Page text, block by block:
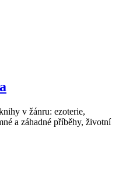
v žánru: ezoterie,
a záhadné příběhy, životní